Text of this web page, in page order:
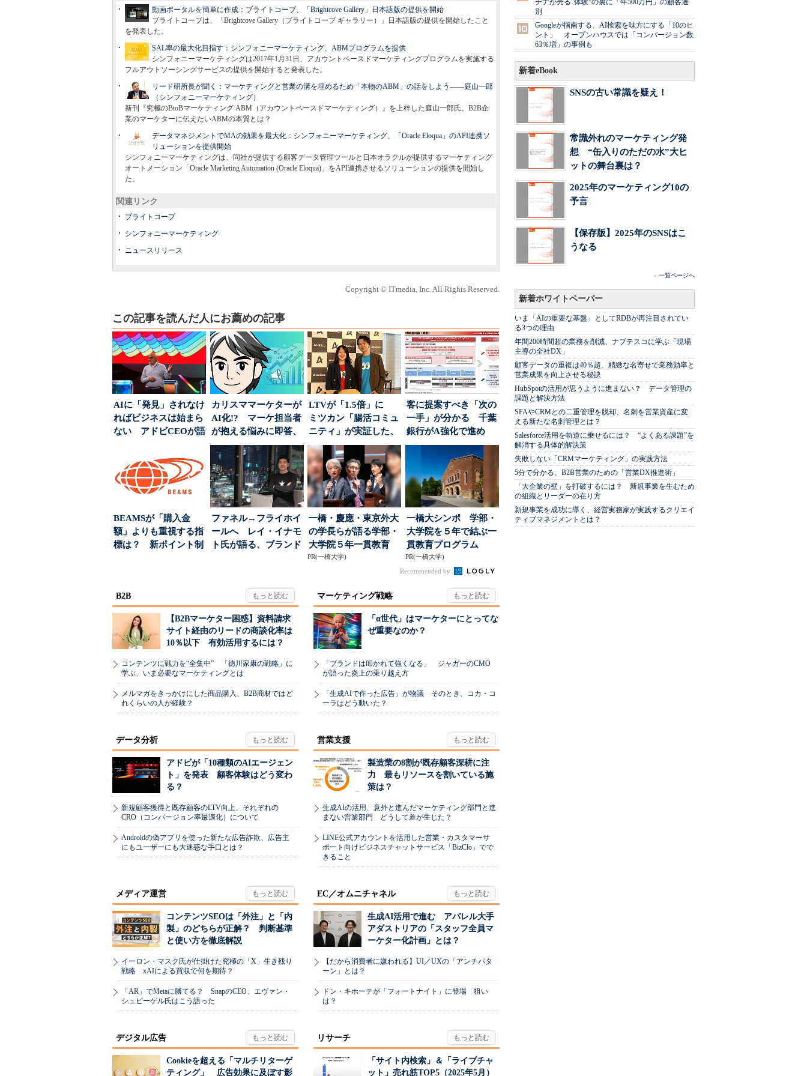
動画ポータルを簡単に作成：ブライトコーブ、「Brightcove Gallery」日本語版の提供を開始
ブライトコーブは、「Brightcove Gallery（ブライトコーブ ギャラリー）」日本語版の提供を開始したこと
を発表した。
SAL率の最大化目指す：シンフォニーマーケティング、ABMプログラムを提供
シンフォニーマーケティングは2017年1月31日、アカウントベースドマーケティングプログラムを実施する
フルアウトソーシングサービスの提供を開始すると発表した。
リード研所長が聞く：マーケティングと営業の溝を埋めるため「本物のABM」の話をしよう――庭山一郎
（シンフォニーマーケティング）
新刊『究極のBtoBマーケティング ABM（アカウントベースドマーケティング）』を上梓した庭山一郎氏。B2B企
業のマーケターに伝えたいABMの本質とは？
データマネジメントでMAの効果を最大化：シンフォニーマーケティング、「Oracle Eloqua」のAPI連携ソ
リューションを提供開始
シンフォニーマーケティングは、同社が提供する顧客データ管理ツールと日本オラクルが提供するマーケティング
オートメーション「Oracle Marketing Automation (Oracle Eloqua)」をAPI連携させるソリューションの提供を開始し
た。
関連リンク
ブライトコープ
シンフォニーマーケティング
ニュースリリース
Copyright © ITmedia, Inc. All Rights Reserved.
この記事を読んだ人にお薦めの記事
AIに「発見」されなけ
ればビジネスは始まら
ない アドビCEOが語
カリスママーケターが
AI化!? マーケ担当者
が抱える悩みに即答、
実力は？
LTVが「1.5倍」に
ミツカン「腸活コミュ
ニティ」が実証した、
値上げ時代に選ば...
客に提案すべき「次の
一手」が分かる 千葉
銀行がA強化で進め
る“One to On...
BEAMSが「購入金
額」よりも重視する指
標は？ 新ポイント制
ファネル→フライホイ
ールへ レイ・イナモ
ト氏が語る、ブランド
一橋・慶應・東京外大
の学長らが語る学部・
大学院５年一貫教育
PR(一橋大学)
一橋大シンポ 学部・
大学院を５年で結ぶ一
貫教育プログラム
PR(一橋大学)
Recommended by
B2B
【B2Bマーケター困惑】資料請求
サイト経由のリードの商談化率は
10％以下 有効活用するには？
コンテンツに戦力を“全集中” 「徳川家康の戦略」に
学ぶ、いま必要なマーケティングとは
メルマガをきっかけにした商品購入、B2B商材ではど
れくらいの人が経験？
マーケティング戦略
「α世代」はマーケターにとってな
ぜ重要なのか？
「ブランドは叩かれて強くなる」 ジャガーのCMO
が語った炎上の乗り越え方
「生成AIで作った広告」が物議 そのとき、コカ・コ
ーラはどう動いた？
データ分析
アドビが「10種類のAIエージェン
ト」を発表 顧客体験はどう変わ
る？
新規顧客獲得と既存顧客のLTV向上、それぞれの
CRO（コンバージョン率最適化）について
Androidの偽アプリを使った新たな広告詐欺、広告主
にもユーザーにも大迷惑な手口とは？
営業支援
製造業の8割が既存顧客深耕に注
力 最もリソースを割いている施
策は？
生成AIの活用、意外と進んだマーケティング部門と進
まない営業部門 どうして差が生じた？
LINE公式アカウントを活用した営業・カスタマーサ
ポート向けビジネスチャットサービス「BizClo」でで
きること
メディア運営
コンテンツSEOは「外注」と「内
製」のどちらが正解？ 判断基準
と使い方を徹底解説
イーロン・マスク氏が仕掛けた究極の「X」生き残り
戦略 xAIによる買収で何を期待？
「AR」でMetaに勝てる？ SnapのCEO、エヴァン・
シュピーゲル氏はこう語った
EC／オムニチャネル
生成AI活用で進む アパレル大手
アダストリアの「スタッフ全員マ
ーケター化計画」とは？
【だから消費者に嫌われる】UI／UXの「アンチパタ
ーン」とは？
ドン・キホーテが「フォートナイト」に登場 狙い
は？
デジタル広告
Cookieを超える「マルチリターゲ
ティング」 広告効果に及ぼす影
リサーチ
「サイト内検索」＆「ライブチャ
ット」売れ筋TOP5（2025年5月）
チナが売る"体験"の裏に「年500万円」の顧客選
別
Googleが指南する、AI検索を味方にする「10のヒ
ント」 オープンハウスでは「コンバージョン数
63％増」の事例も
新着eBook
SNSの古い常識を疑え！
常識外れのマーケティング発
想 “缶入りのただの水”大ヒ
ットの舞台裏は？
2025年のマーケティング10の
予言
【保存版】2025年のSNSはこ
うなる
» 一覧ページへ
新着ホワイトペーパー
いま「AIの重要な基盤」としてRDBが再注目されてい
る3つの理由
年間200時間超の業務を削減、ナブテスコに学ぶ「現場
主導の全社DX」
顧客データの重複は40％超、精緻な名寄せで業務効率と
営業成果を向上させる秘訣
HubSpotの活用が思うように進まない？ データ管理の
課題と解決方法
SFAやCRMとの二重管理を脱却、名刺を営業資産に変
える新たな名刺管理とは？
Salesforce活用を軌道に乗せるには？ “よくある課題”を
解消する具体的解決策
失敗しない「CRMマーケティング」の実践方法
5分で分かる、B2B営業のための「営業DX推進術」
「大企業の壁」を打破するには？ 新規事業を生むため
の組織とリーダーの在り方
新規事業を成功に導く、経営実務家が実践するクリエイ
ティブマネジメントとは？